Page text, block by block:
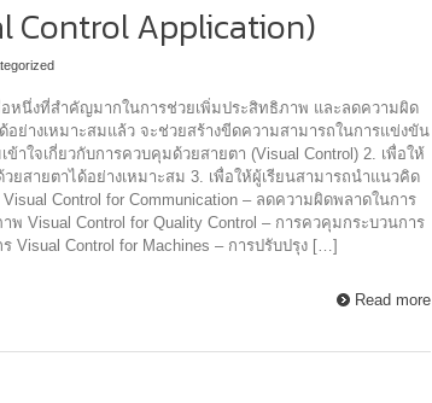
Control Application)
หนึ่งที่สำคัญมากในการช่วยเพิ่มประสิทธิภาพ และลดความผิด
ย่างเหมาะสมแล้ว จะช่วยสร้างขีดความสามารถในการแข่งขัน
าใจเกี่ยวกับการควบคุมด้วยสายตา (Visual Control) 2. เพื่อให้
ยสายตาได้อย่างเหมาะสม 3. เพื่อให้ผู้เรียนสามารถนำแนวคิด
Control for Communication – ลดความผิดพลาดในการ
Visual Control for Quality Control – การควคุมกระบวนการ
Visual Control for Machines – การปรับปรุง […]
Read more